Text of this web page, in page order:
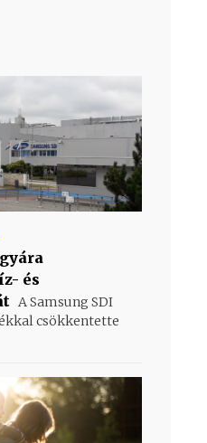
és
A Samsung SDI
csökkentette